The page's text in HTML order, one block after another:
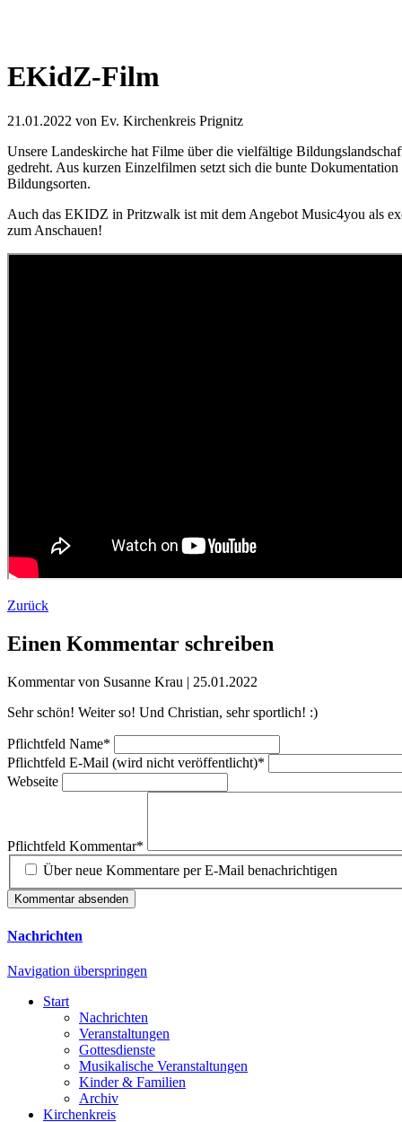
EKidZ-Film
21.01.2022 von Ev. Kirchenkreis Prignitz
Unsere Landeskirche hat Filme über die vielfältige
gedreht. Aus kurzen Einzelfilmen setzt sich die bunte
Bildungsorten.
Auch das EKIDZ in Pritzwalk ist mit dem Angebot Music4you als
zum Anschauen!
Zurück
Einen Kommentar schreiben
Kommentar von Susanne Krau | 25.01.2022
Sehr schön! Weiter so! Und Christian, sehr sportlich! :)
Pflichtfeld Name*
Pflichtfeld E-Mail (wird nicht veröffentlicht)*
Webseite
Pflichtfeld Kommentar*
Über neue Kommentare per E-Mail benachrichtigen
Kommentar absenden
Nachrichten
Navigation überspringen
Start
Nachrichten
Veranstaltungen
Gottesdienste
Musikalische Veranstaltungen
Kinder & Familien
Archiv
Kirchenkreis